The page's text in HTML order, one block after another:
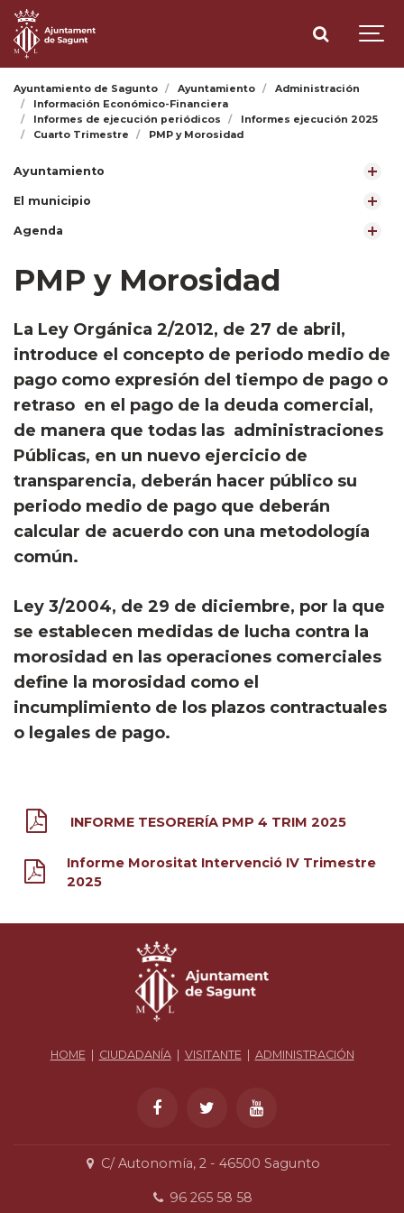
Ayuntamiento de Sagunto Ayuntamiento
Administración
Información Económico-Financiera
Informes de ejecución periódicos
Informes ejecución 2025
Cuarto Trimestre
PMP y Morosidad
Ayuntamiento
El municipio
Agenda
PMP y Morosidad
​La Ley Orgánica 2/2012, de 27 de abril,
introduce el concepto de periodo medio de
pago como expresión del tiempo de pago o
retraso en el pago de la deuda comercial,
de manera que todas las administraciones
Públicas, en un nuevo ejercicio de
transparencia, deberán hacer público su
periodo medio de pago que deberán
calcular de acuerdo con una metodología
común.
Ley 3/2004, de 29 de diciembre, por la que
se establecen medidas de lucha contra la
morosidad en las operaciones comerciales
define la morosidad como el
incumplimiento de los plazos contractuales
o legales de pago.
INFORME TESORERÍA PMP 4 TRIM 2025
Informe Morositat Intervenció IV Trimestre
2025
HOME | CIUDADANÍA| VISITANTE | ADMINISTRACIÓN
C/ Autonomía, 2 - 46500 Sagunto
96 265 58 58